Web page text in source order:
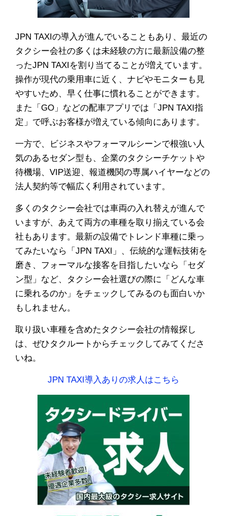
JPN TAXIの導入が進んでいることもあり、最近の
タクシー会社の多くは未経験の方に最新設備の整
ったJPN TAXIを割り当てることが増えています。
操作が現代の乗用車に近く、ナビやモニターも見
やすいため、早く仕事に慣れることができます。
また「GO」などの配車アプリでは「JPN TAXI指
定」で呼ぶお客様が増えている傾向にあります。
一方で、ビジネスやフォーマルシーンで根強い人
気のあるセダン型も、企業のタクシーチケットや
待機場、VIP送迎、報道機関の専属ハイヤーなどの
法人契約等で幅広く利用されています。
多くのタクシー会社では車両の入れ替えが進んで
いますが、あえて両方の車種を取り揃えている会
社もあります。最新の設備でトレンド車種に乗っ
てみたいなら「JPN TAXI」、伝統的な運転技術を
磨き、フォーマルな接客を目指したいなら「セダ
ン型」など、タクシー会社選びの際に「どんな車
に乗れるのか」をチェックしてみるのも面白いか
もしれません。
取り扱い車種を含めたタクシー会社の情報探し
は、ぜひタクルートからチェックしてみてくださ
いね。
JPN TAXI導入ありの求人はこちら